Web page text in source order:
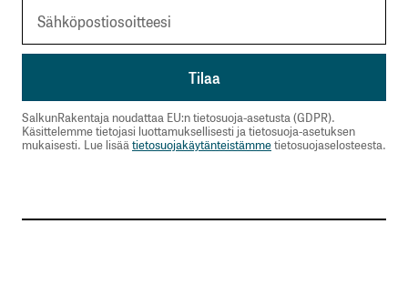
SalkunRakentaja noudattaa EU:n tietosuoja-asetusta (GDPR).
Käsittelemme tietojasi luottamuksellisesti ja tietosuoja-asetuksen
mukaisesti. Lue lisäätietosuojakäytänteistämmetietosuojaselosteesta.